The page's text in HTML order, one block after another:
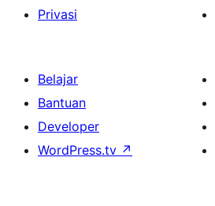
Privasi
Belajar
Bantuan
Developer
WordPress.tv ↗